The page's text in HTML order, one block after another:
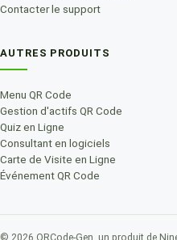
Contacter le support
AUTRES PRODUITS
Menu QR Code
Gestion d'actifs QR Code
Quiz en Ligne
Consultant en logiciels
Carte de Visite en Ligne
Événement QR Code
© 2026 QRCode-Gen. un produit de